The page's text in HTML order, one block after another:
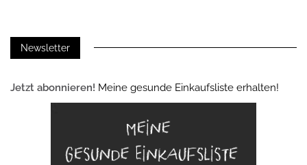
Newsletter
Jetzt abonnieren! Meine gesunde Einkaufsliste erhalten!